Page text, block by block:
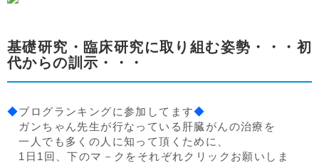
基礎研究・臨床研究に取り組む姿勢・・・初
代からの訓示・・・
◆ブログランキングに参加してます◆
ガンちゃん先生が行なっている肝臓がんの治療を
一人でも多くの人に知って頂くために、
1日1回、下のマ－クをそれぞれクリックお願いしま